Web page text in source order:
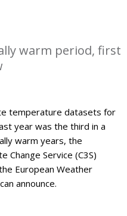
warm period, first
temperature datasets for
year was the third in a
warm years, the
Change Service (C3S)
European Weather
announce.